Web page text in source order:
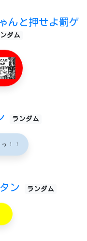
んと押せよ罰ゲ
ダム
ランダム
！！
ン ランダム